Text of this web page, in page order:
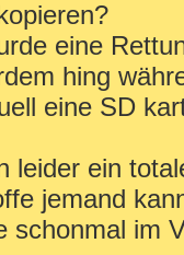
eine
hing
eine SD
leider ein
jemand
schonmal im